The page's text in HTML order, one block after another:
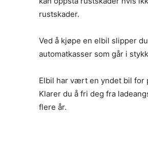
rustskader.
Ved å kjøpe en elbil slipper
automatkasser som går i
Elbil har vært en yndet bil for
Klarer du å fri deg fra
flere år.